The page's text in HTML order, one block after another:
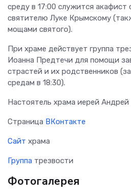
среду в 17:00 служится акафист
святителю Луке Крымскому
мощами святого).
При храме действует группа
Иоанна Предтечи для помощи
страстей и их родственников
средам в 18:30).
Настоятель храма иерей Андрей
Страница ВКонтакте
Сайт храма
Группа трезвости
Фотогалерея